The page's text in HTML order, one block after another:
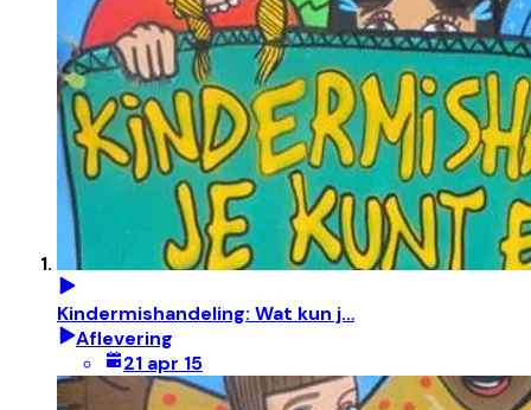
Kindermishandeling: Wat kun j…
Aflevering
21 apr 15